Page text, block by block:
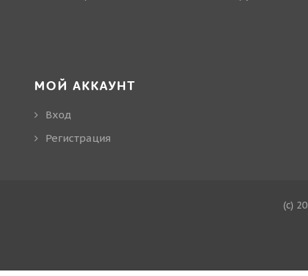
МОЙ АККАУНТ
Вход
Регистрация
(c)